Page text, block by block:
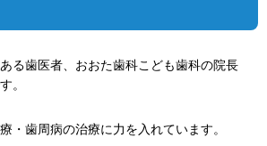
る歯医者、おおた歯科こども歯科の院長
。
・歯周病の治療に力を入れています。